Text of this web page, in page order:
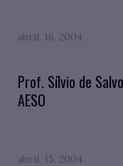
abril. 16, 2004
Prof. Sílvio de
AESO
abril. 15, 2004